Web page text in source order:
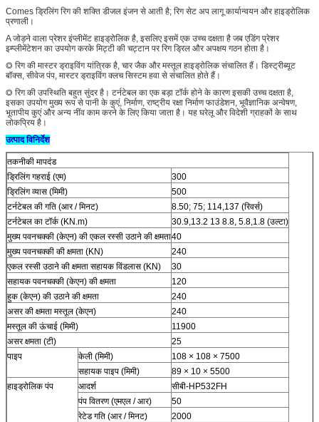
Comes ड्रिलिंग रिग की शक्ति डीजल इंजन से आती है; रिग सेट अप लागू कार्यान्वयन और हाइड्रोलिक
प्रणाली।
A जोड़ने वाला प्रेशर इंप्लीमेंट हाइड्रोलिक है, इसलिए इसमें एक उच्च दक्षता है जब एडिंग प्रेशर
इम्प्लीमेंटेशन का उपयोग करके मिट्टी की चट्टान पर रिग ड्रिल और अपक्षय गठन होता है।
◎ रिग की मास्टर ड्राइविंग यांत्रिक है, चार जैक और मस्तूल हाइड्रोलिक संचालित हैं। डिस्ट्रीब्यूट
बॉक्स, सीवेज पंप, मास्टर ड्राइविंग क्लच सिस्टम हवा से संचालित होते हैं।
◎ रिग की उपस्थिति बहुत सुंदर है। टर्नटेबल का एक बड़ा टॉर्क होने के कारण इसकी उच्च दक्षता है,
इसका उपयोग मुख्य रूप से पानी के कुएं, निर्माण, राष्ट्रीय रक्षा निर्माण फाउंडेशन, भूवैज्ञानिक अन्वेषण,
भूतापीय कुएं और अन्य नींव काम करने के लिए किया जाता है। यह घरेलू और विदेशी ग्राहकों के साथ
लोकप्रिय है।
उत्पाद विनिर्देश
तकनीकी मापदंड
ड्रिलिंग गहराई (एम)
300
ड्रिलिंग व्यास (मिमी)
500
टर्नटेबल की गति (आर / मिनट)
8.50; 75; 114,137 (रिवर्स)
टर्नटेबल का टॉर्क (KN.m)
30.9,13.2 13 8.8, 5.8,1.8 (उल्टा)
मुख्य पवनचक्की (केएन) की एकल रस्सी उठाने की क्षमता40
मुख्य पवनचक्की की क्षमता (KN)
240
एकल रस्सी उठाने की क्षमता सहायक विंडलास (KN)
30
सहायक पवनचक्की (केएन) की क्षमता
120
हुक (केएन) की उठाने की क्षमता
240
असर की क्षमता मस्तूल (केएन)
240
मस्तूल की ऊंचाई (मिमी)
11900
असर क्षमता (टी)
25
पाइप
केली (मिमी)
108 × 108 × 7500
सहायक पाइप (मिमी)
89 × 10 × 5500
हाइड्रोलिक पंप
आदर्श
सीबी-HP532FH
पंप वितरण (एमएल / आर)
50
रेटेड गति (आर / मिनट)
2000